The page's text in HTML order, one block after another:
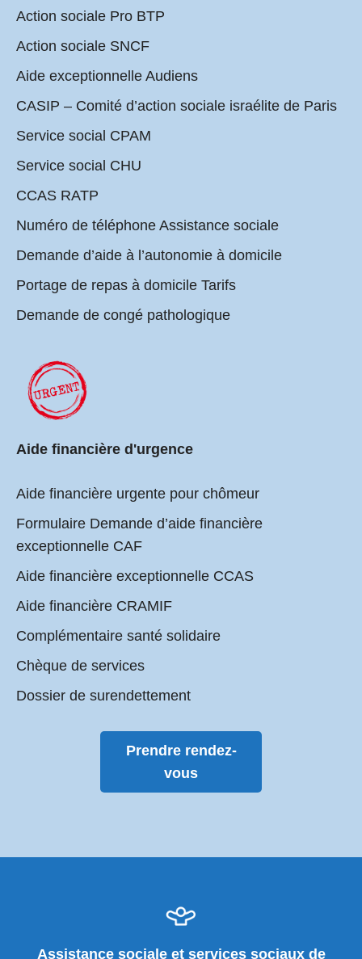
Action sociale Pro BTP
Action sociale SNCF
Aide exceptionnelle Audiens
CASIP – Comité d’action sociale israélite de Paris
Service social CPAM
Service social CHU
CCAS RATP
Numéro de téléphone Assistance sociale
Demande d’aide à l’autonomie à domicile
Portage de repas à domicile Tarifs
Demande de congé pathologique
Aide financière d'urgence
Aide financière urgente pour chômeur
Formulaire Demande d’aide financière
exceptionnelle CAF
Aide financière exceptionnelle CCAS
Aide financière CRAMIF
Complémentaire santé solidaire
Chèque de services
Dossier de surendettement
Prendre rendez-
vous
Assistance sociale et services sociaux de